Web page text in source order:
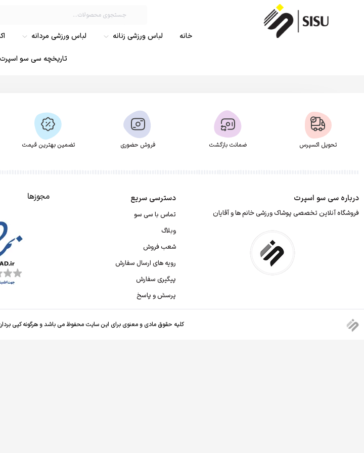
خانه لباس ورزشی زنانه لباس ورزشی مردانه
تاریخچه سی سو اسپرت
تحویل اکسپرس ضمانت بازگشت فروش حضوری تضمین بهترین قیمت
درباره سی سو اسپرت
فروشگاه آنلاین تخصصی پوشاک ورزشی خانم ها و آقایان
دسترسی سریع
تماس با سی سو
وبلاگ
شعب فروش
رویه های ارسال سفارش
پیگیری سفارش
پرسش و پاسخ
مجوزها
کلیه حقوق مادی و معنوی برای این سایت محفوظ می باشد و هرگونه کپی